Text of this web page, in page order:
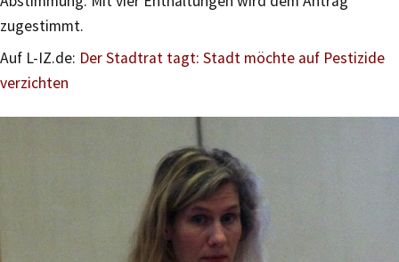
zugestimmt.
Auf L-IZ.de: Der Stadtrat tagt: Stadt möchte auf Pestizide
verzichten